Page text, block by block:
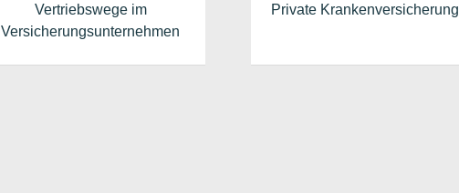
Vertriebswege im
Versicherungsunternehmen
Private Krankenversicherung